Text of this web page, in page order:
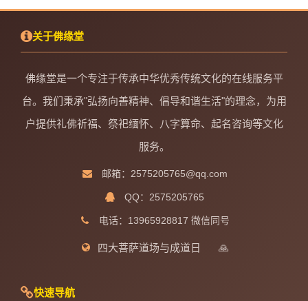
关于佛缘堂
佛缘堂是一个专注于传承中华优秀传统文化的在线服务平
台。我们秉承"弘扬向善精神、倡导和谐生活"的理念，为用
户提供礼佛祈福、祭祀缅怀、八字算命、起名咨询等文化
服务。
邮箱：2575205765@qq.com
QQ：2575205765
电话：13965928817 微信同号
四大菩萨道场与成道日 🙏
快速导航